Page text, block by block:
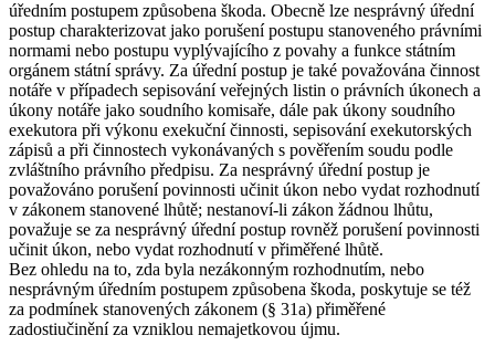
úředním postupem způsobena škoda. Obecně lze nesprávný úřední
postup charakterizovat jako porušení postupu stanoveného právními
normami nebo postupu vyplývajícího z povahy a funkce státním
orgánem státní správy. Za úřední postup je také považována činnost
notáře v případech sepisování veřejných listin o právních úkonech a
úkony notáře jako soudního komisaře, dále pak úkony soudního
exekutora při výkonu exekuční činnosti, sepisování exekutorských
zápisů a při činnostech vykonávaných s pověřením soudu podle
zvláštního právního předpisu. Za nesprávný úřední postup je
považováno porušení povinnosti učinit úkon nebo vydat rozhodnutí
v zákonem stanovené lhůtě; nestanoví-li zákon žádnou lhůtu,
považuje se za nesprávný úřední postup rovněž porušení povinnosti
učinit úkon, nebo vydat rozhodnutí v přiměřené lhůtě.
Bez ohledu na to, zda byla nezákonným rozhodnutím, nebo
nesprávným úředním postupem způsobena škoda, poskytuje se též
za podmínek stanovených zákonem (§ 31a) přiměřené
zadostiučinění za vzniklou nemajetkovou újmu.